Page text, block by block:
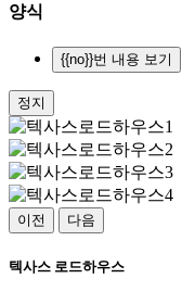
양식
{{no}}번 내용 보기
정지
이전 다음
텍사스 로드하우스